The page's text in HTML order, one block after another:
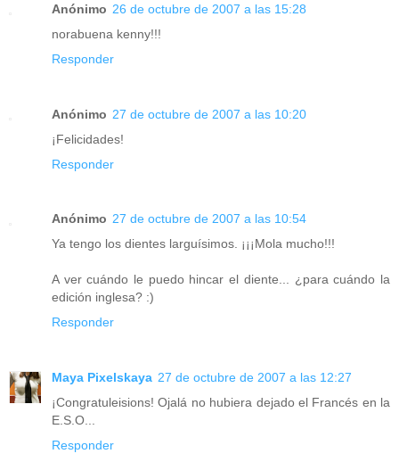
Anónimo 26 de octubre de 2007 a las 15:28
norabuena kenny!!!
Responder
Anónimo 27 de octubre de 2007 a las 10:20
¡Felicidades!
Responder
Anónimo 27 de octubre de 2007 a las 10:54
Ya tengo los dientes larguísimos. ¡¡¡Mola mucho!!!
A ver cuándo le puedo hincar el diente... ¿para cuándo la
edición inglesa? :)
Responder
Maya Pixelskaya 27 de octubre de 2007 a las 12:27
¡Congratuleisions! Ojalá no hubiera dejado el Francés en la
E.S.O...
Responder